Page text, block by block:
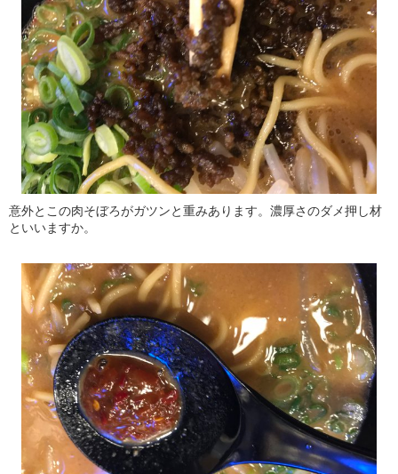
意外とこの肉そぼろがガツンと重みあります。濃厚さのダメ押し材
といいますか。